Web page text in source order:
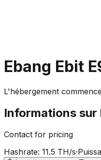
Ebang Ebit
L'hébergement
Informations sur
Contact for pricing
Hashrate: 11.5 TH/s·